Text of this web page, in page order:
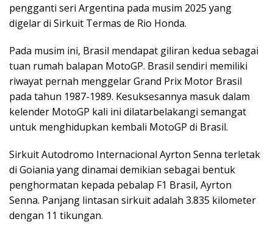
pengganti seri Argentina pada musim 2025 yang
digelar di Sirkuit Termas de Rio Honda.
Pada musim ini, Brasil mendapat giliran kedua sebagai
tuan rumah balapan MotoGP. Brasil sendiri memiliki
riwayat pernah menggelar Grand Prix Motor Brasil
pada tahun 1987-1989. Kesuksesannya masuk dalam
kelender MotoGP kali ini dilatarbelakangi semangat
untuk menghidupkan kembali MotoGP di Brasil.
Sirkuit Autodromo Internacional Ayrton Senna terletak
di Goiania yang dinamai demikian sebagai bentuk
penghormatan kepada pebalap F1 Brasil, Ayrton
Senna. Panjang lintasan sirkuit adalah 3.835 kilometer
dengan 11 tikungan.